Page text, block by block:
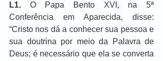
L1. O Papa Bento XVI, na 5ª
Conferência em Aparecida, disse:
“Cristo nos dá a conhecer sua pessoa e
sua doutrina por meio da Palavra de
Deus; é necessário que ela se converta